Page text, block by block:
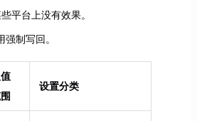
平台上没有效果。
强制写回。
设置分类